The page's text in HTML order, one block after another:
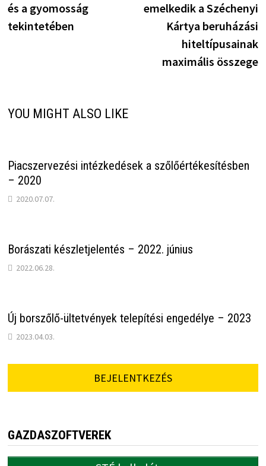
és a gyomosság
tekintetében
emelkedik a Széchenyi
Kártya beruházási
hiteltípusainak
maximális összege
YOU MIGHT ALSO LIKE
Piacszervezési intézkedések a szőlőértékesítésben
– 2020
2020.07.07.
Borászati készletjelentés – 2022. június
2022.06.28.
Új borszőlő-ültetvények telepítési engedélye – 2023
2023.04.03.
BEJELENTKEZÉS
GAZDASZOFTVEREK